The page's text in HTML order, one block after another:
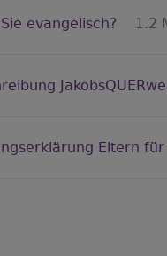
evangelisch? 1.2
Eltern